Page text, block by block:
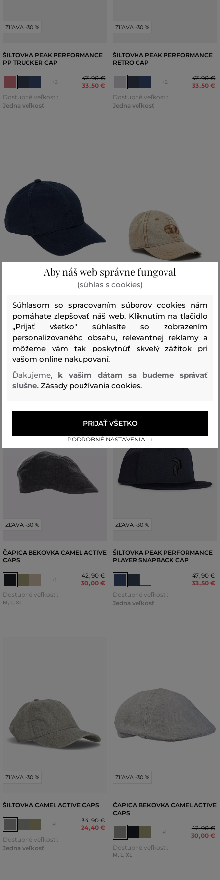
ZĽAVA -30 %
ŠILTOVKA PEAK PERFORMANCE
PP TRUCKER CAP
+3
47,90 €
33,50 €
Dostupné veľkosti:
Jedna veľkosť
ZĽAVA -30 %
ŠILTOVKA PEAK PERFORMANCE
RETRO CAP
+2
47,90 €
33,50 €
Dostupné veľkosti:
Jedna veľkosť
ŠILTOVKA CAMEL ACTIVE CAPS
+1
90 €
90 €
Dostupné veľkosti:
Jedna veľkosť
ZĽAVA -30 %
ŠILTOVKA DIESEL C-NYLOFF HAT
,
68, 50 €
Dostupné veľkosti:
1, 2
ZĽAVA -30 %
ČAPICA BEKOVKA CAMEL ACTIVE
CAPS
+1
42,90 €
30,00 €
Dostupné veľkosti:
M, L, XL
ZĽAVA -30 %
ŠILTOVKA PEAK PERFORMANCE
PLAYER SNAPBACK CAP
47,90 €
33,50 €
Dostupné veľkosti:
Jedna veľkosť
ZĽAVA -30 %
ŠILTOVKA CAMEL ACTIVE CAPS
+1
34,90 €
24,40 €
Dostupné veľkosti:
Jedna veľkosť
ZĽAVA -30 %
ČAPICA BEKOVKA CAMEL ACTIVE
CAPS
+1
42,90 €
30,00 €
Dostupné veľkosti:
M, L, XL
Aby náš web správne fungoval
(súhlas s cookies)
Súhlasom so spracovaním súborov cookies nám
pomáhate zlepšovať náš web. Kliknutím na tlačidlo
„Prijať všetko" súhlasíte so zobrazením
personalizovaného obsahu, relevantnej reklamy a
môžeme vám tak poskytnúť skvelý zážitok pri
vašom online nakupovaní.
Ďakujeme, k vašim dátam sa budeme správať
slušne. Zásady používania cookies.
PODROBNÉ NASTAVENIA
PRIJAŤ VŠETKO